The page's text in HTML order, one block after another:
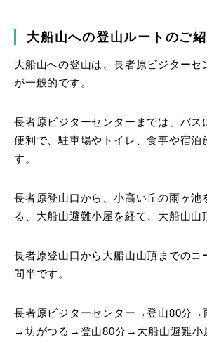
大船山への登山ルートのご
大船山への登山は、長者原ビジターセ
が一般的です。
長者原ビジターセンターまでは、バス
便利で、駐車場やトイレ、食事や宿泊
す。
長者原登山口から、小高い丘の雨ヶ池
る、大船山避難小屋を経て、大船山山
長者原登山口から大船山山頂までのコ
間半です。
長者原ビジターセンター→登山80分→
→坊がつる→登山80分→大船山避難